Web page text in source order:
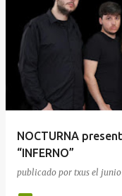
NOCTURNA
“INFERNO”
publicado por txus el junio